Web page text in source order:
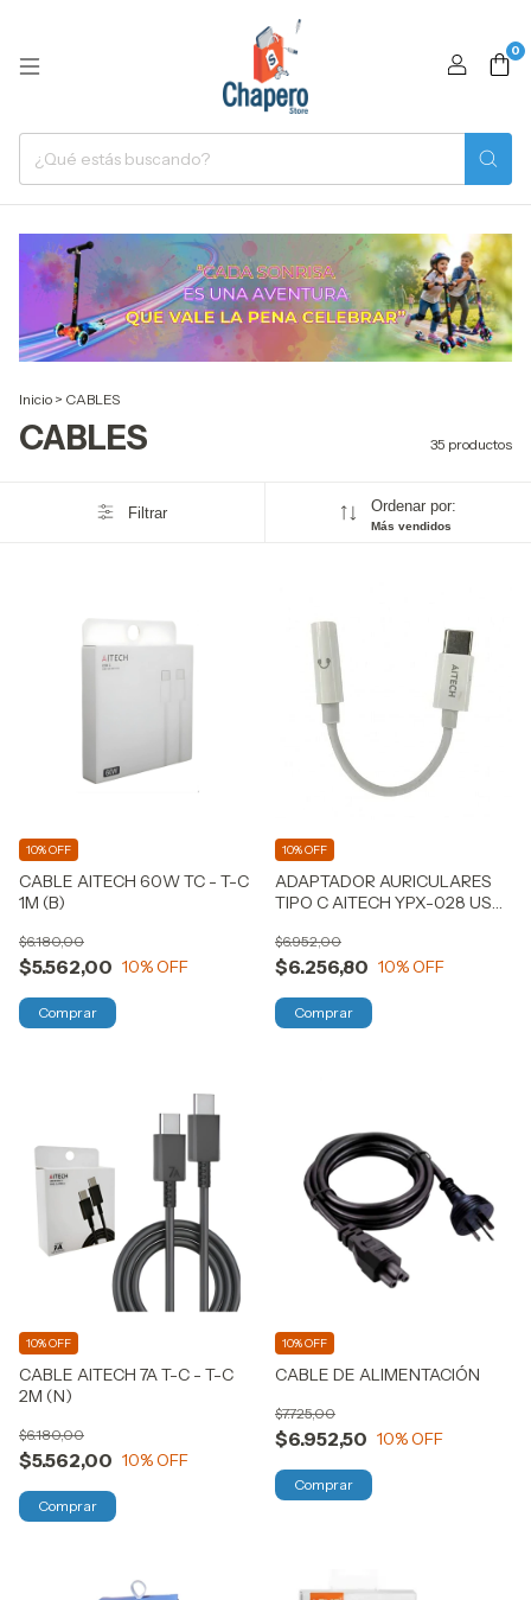
0
Inicio > CABLES
CABLES 35 productos
Filtrar Ordenar por:
Más vendidos
CABLE AITECH 60W TC - T-C
1M (B)
$5.562,00
$6.180,00
10% OFF
10% OFF
ADAPTADOR AURICULARES
TIPO C AITECH YPX-028 USB-
$6.256,80
$6.952,00
10% OFF
10% OFF
CABLE AITECH 7A T-C - T-C
2M (N)
$5.562,00
$6.180,00
10% OFF
10% OFF
CABLE DE ALIMENTACIÓN
$6.952,50
$7.725,00
10% OFF
10% OFF
Comprar